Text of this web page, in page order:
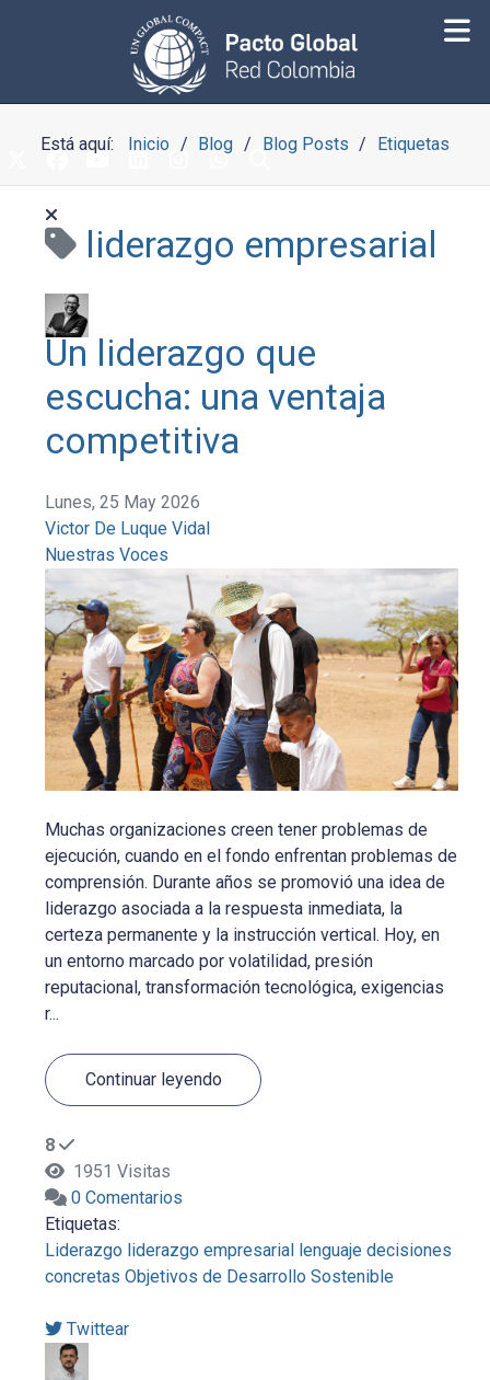
Está aquí: Inicio Blog Blog Posts Etiquetas
liderazgo empresarial
Un liderazgo que
escucha: una ventaja
competitiva
Lunes, 25 May 2026
Victor De Luque Vidal
Nuestras Voces
Muchas organizaciones creen tener problemas de
ejecución, cuando en el fondo enfrentan problemas de
comprensión. Durante años se promovió una idea de
liderazgo asociada a la respuesta inmediata, la
certeza permanente y la instrucción vertical. Hoy, en
un entorno marcado por volatilidad, presión
reputacional, transformación tecnológica, exigencias
r...
Continuar leyendo
8
1951 Visitas
0 Comentarios
Etiquetas:
Liderazgo liderazgo empresarial lenguaje decisiones
concretas Objetivos de Desarrollo Sostenible
Twittear